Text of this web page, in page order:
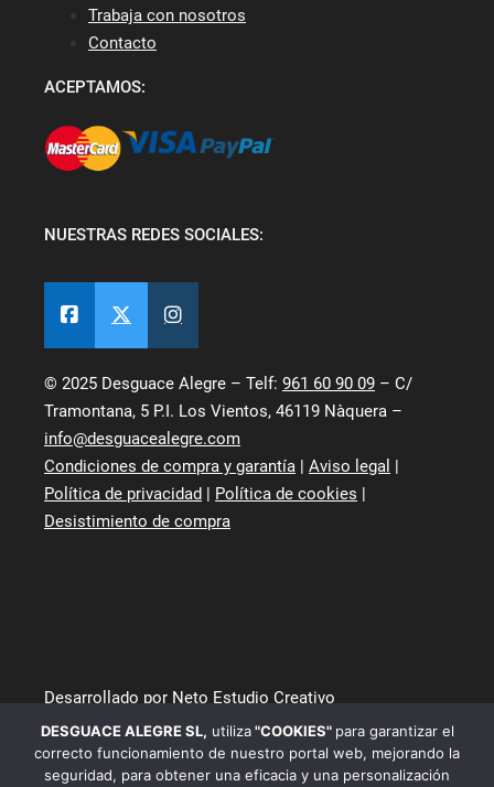
Trabaja con nosotros
Contacto
ACEPTAMOS:
NUESTRAS REDES SOCIALES:
© 2025 Desguace Alegre – Telf: 961 60 90 09 – C/
Tramontana, 5 P.I. Los Vientos, 46119 Nàquera –
info@desguacealegre.com
Condiciones de compra y garantía | Aviso legal |
Política de privacidad | Política de cookies |
Desistimiento de compra
Desarrollado por Neto Estudio Creativo
DESGUACE ALEGRE SL, utiliza"COOKIES" para garantizar el
correcto funcionamiento de nuestro portal web, mejorando la
seguridad, para obtener una eficacia y una personalización